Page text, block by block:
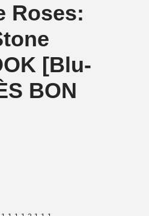
Roses:
[Blu-
BON